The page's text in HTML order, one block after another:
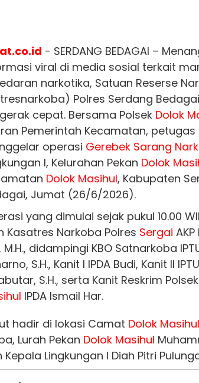
- SERDANG BEDAGAI –
viral di media sosial terkait
narkotika, Satuan Reserse
Polres Serdang
cepat. Bersama Polsek Dolok
Pemerintah Kecamatan,
operasi Gerebek Sarang
I, Kelurahan Pekan Dolok
Dolok Masihul, Kabupaten
Jumat (26/6/2026).
yang dimulai sejak pukul 10.00
Kasatres Narkoba Polres Sergai
M.H., didampingi KBO Satnarkoba
S.H., Kanit I IPDA Budi, Kanit II
S.H., serta Kanit Reskrim Polsek
IPDA Ismail Har.
hadir di lokasi Camat Dolok Masihul
Lurah Pekan Dolok Masihul
Kepala Lingkungan I Diah Pitri